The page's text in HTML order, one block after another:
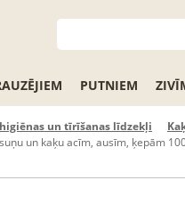
PUTNIEM
un tīrīšanas līdzekļi
un kaķu acīm, ausīm, ķepām